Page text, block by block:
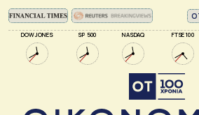
DOW JONES SP 500 NASDAQ FTSE 100